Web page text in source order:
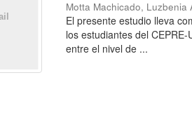
Motta Machicado, Luzbenia
El presente estudio lleva
los estudiantes del
entre el nivel de ...